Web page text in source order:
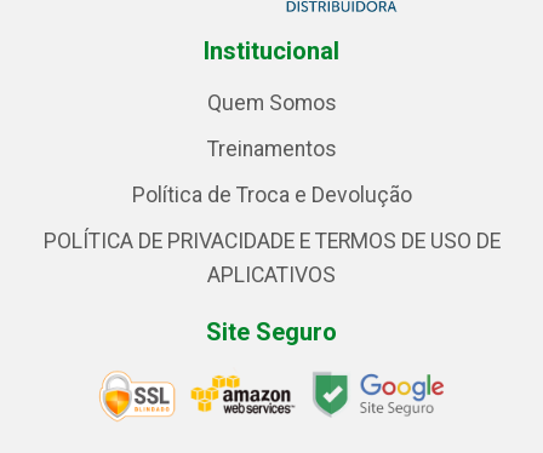
Institucional
Quem Somos
Treinamentos
Política de Troca e Devolução
POLÍTICA DE PRIVACIDADE E TERMOS DE USO DE
APLICATIVOS
Site Seguro